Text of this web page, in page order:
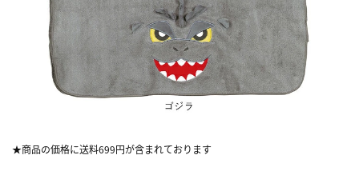
★商品の価格に送料699円が含まれております